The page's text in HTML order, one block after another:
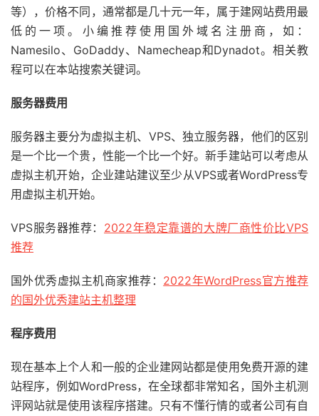
等），价格不同，通常都是几十元一年，属于建网站费用最
低的一项。小编推荐使用国外域名注册商，如：
Namesilo、GoDaddy、Namecheap和Dynadot。相关教
程可以在本站搜索关键词。
服务器费用
服务器主要分为虚拟主机、VPS、独立服务器，他们的区别
是一个比一个贵，性能一个比一个好。新手建站可以考虑从
虚拟主机开始，企业建站建议至少从VPS或者WordPress专
用虚拟主机开始。
VPS服务器推荐： 2022年稳定靠谱的大牌厂商性价比VPS
推荐
国外优秀虚拟主机商家推荐： 2022年WordPress官方推荐
的国外优秀建站主机整理
程序费用
现在基本上个人和一般的企业建网站都是使用免费开源的建
站程序，例如WordPress，在全球都非常知名，国外主机测
评网站就是使用该程序搭建。只有不懂行情的或者公司有自